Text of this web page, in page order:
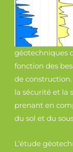
géotechniques
fonction des
de
la sécurité et la
prenant en
du sol et du
L’étude